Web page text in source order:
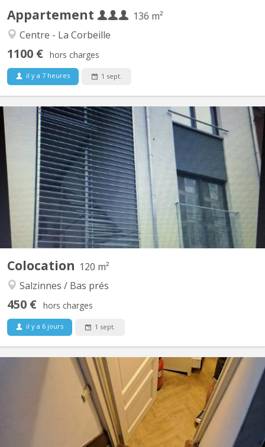
Appartement
136 m²
Centre - La Corbeille
1100 € hors charges
il y a 7 heures 1 sept.
Colocation 120 m²
Salzinnes / Bas prés
450 € hors charges
il y a 6 jours 1 sept.
KN 5857
Très beau duplex comprenant 3 chambres dont une avec un coin
douche/évier privé, un séjour, une cuisine équipée, une salle de
bains, 2 wc
KN 5853
Duplex pour une personne ou 2 personnes 2ème étage chambre
+ salle de bain (baignoire) 3ème étage pièce à vivre avec cuisine
semi-équipée (four, 4 taques, frigo, évier et rangements) rue
piétonne, endroit calme - vue à l'arrière sur la Citadelle Fibre de
chez Proximus installée (internet non...